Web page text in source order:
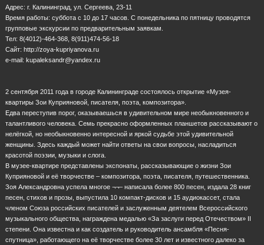
Адрес: г. Калининград, ул. Сергеева, 23-11
Время работы: суббота с 10 до 17 часов. С понедельника по пятницу проводятся
групповые экскурсии по предварительным заявкам.
Тел: 8(4012)-464-368, 8(911)474-56-18
Сайт: http://zoya-kupriyanova.ru
e-mail: kupaleksandr@yandex.ru
2 сентября 2011 года в городе Калининграде состоялось открытие «Музея-
квартиры Зои Куприяновой, писателя, поэта, композитора».
Едва переступив порог, оказываешься в удивительном мире необыкновенного и
талантливого человека. Семь прекрасно оформленных планшетов рассказывают о
нелёгкой, но необыкновенно интересной и яркой судьбе этой удивительной
женщины. Здесь каждый может найти ответы на свои вопросы, насладиться
красотой поэзии, музыки и слога.
В музее-квартире представлены экспонаты, рассказывающие о жизни Зои
Куприяновой и её творчестве – композитора, поэта, писателя, путешественника.
Зоя Александровна успела многое ¬¬– написала более 800 песен, издала 28 книг
песен, стихов и прозы, выпустила 10 компакт-дисков и 15 аудиокассет, стала
членом Союза российских писателей и заслуженным деятелем Всероссийского
музыкального общества, награждена медалью «За заслуги перед Отечеством» II
степени. Она известна и как создатель и руководитель ансамбля «Песня-
спутница», работающего на её творчестве более 30 лет и известного далеко за